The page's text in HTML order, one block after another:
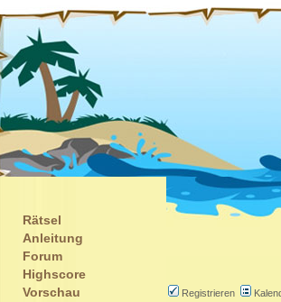
Rätsel
Anleitung
Forum
Highscore
Vorschau
Registrieren